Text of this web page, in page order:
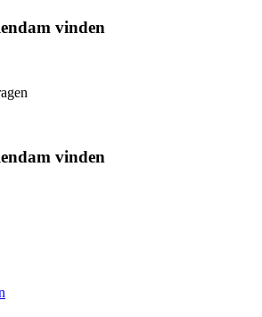
vinden
vinden